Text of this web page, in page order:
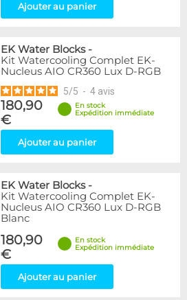
Ajouter au panier
EK Water Blocks-
Kit Watercooling Complet EK-
Nucleus AIO CR360 Lux D-RGB
5/5 - 4 avis
180,90
€
En stock
Expédition immédiate
Ajouter au panier
EK Water Blocks-
Kit Watercooling Complet EK-
Nucleus AIO CR360 Lux D-RGB
Blanc
180,90
€
En stock
Expédition immédiate
Ajouter au panier